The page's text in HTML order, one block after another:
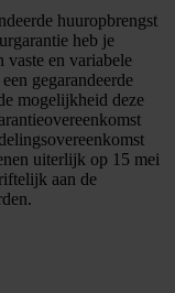
huuropbrengst
heb je
vaste en variabele
gegarandeerde
mogelijkheid deze
uiterlijk op 15 mei
aan de